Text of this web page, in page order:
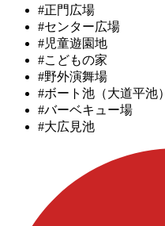
#正門広場
#センター広場
#児童遊園地
#こどもの家
#野外演舞場
#ボート池（大道平池）
#バーベキュー場
#大広見池